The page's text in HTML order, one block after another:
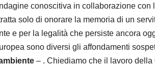
conoscitiva in collaborazione
solo di onorare la memoria di un
e per la legalità che persiste ancora
sono diversi gli affondamenti
– . Chiediamo che il lavoro